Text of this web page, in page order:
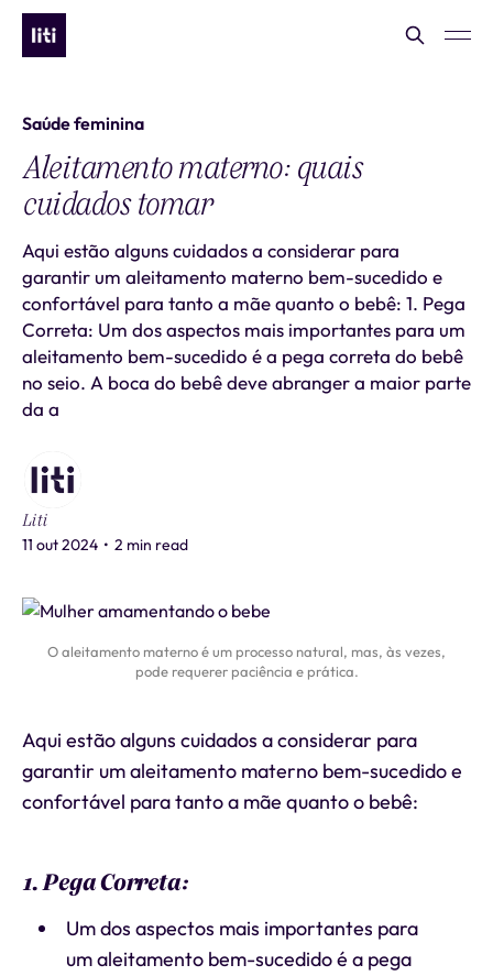
Saúde feminina
Aleitamento materno: quais
cuidados tomar
Aqui estão alguns cuidados a considerar para
garantir um aleitamento materno bem-sucedido e
confortável para tanto a mãe quanto o bebê: 1. Pega
Correta: Um dos aspectos mais importantes para um
aleitamento bem-sucedido é a pega correta do bebê
no seio. A boca do bebê deve abranger a maior parte
da a
Liti
11 out 2024 • 2 min read
O aleitamento materno é um processo natural, mas, às vezes,
pode requerer paciência e prática.
Aqui estão alguns cuidados a considerar para
garantir um aleitamento materno bem-sucedido e
confortável para tanto a mãe quanto o bebê:
1. Pega Correta:
Um dos aspectos mais importantes para
um aleitamento bem-sucedido é a pega